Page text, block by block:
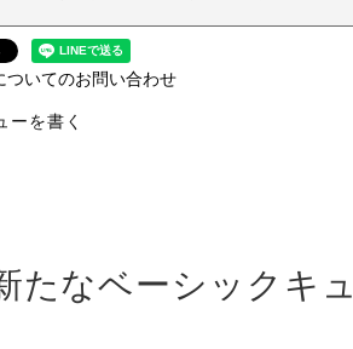
ついてのお問い合わせ
ーを書く
たなベーシックキュ